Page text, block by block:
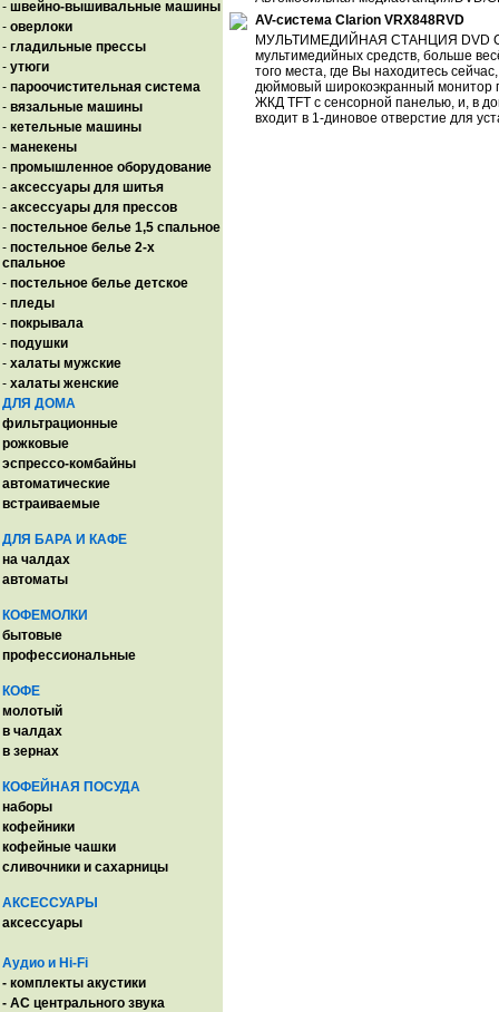
- швейно-вышивальные машины
- оверлоки
- гладильные прессы
- утюги
- пароочистительная система
- вязальные машины
- кетельные машины
- манекены
- промышленное оборудование
- аксессуары для шитья
- аксессуары для прессов
- постельное белье 1,5 спальное
- постельное белье 2-х
спальное
- постельное белье детское
- пледы
- покрывала
- подушки
- халаты мужские
- халаты женские
ДЛЯ ДОМА
фильтрационные
рожковые
эспрессо-комбайны
автоматические
встраиваемые
ДЛЯ БАРА И КАФЕ
на чалдах
автоматы
КОФЕМОЛКИ
бытовые
профессиональные
КОФЕ
молотый
в чалдах
в зернах
КОФЕЙНАЯ ПОСУДА
наборы
кофейники
кофейные чашки
сливочники и сахарницы
АКСЕССУАРЫ
аксессуары
Аудио и Hi-Fi
- комплекты акустики
- AC центрального звука
AV-система Clarion VRX848RVD
МУЛЬТИМЕДИЙНАЯ СТАНЦИЯ DVD
мультимедийных средств, больше
того места, где Вы находитесь
дюймовый широкоэкранный монитор
ЖКД TFT с сенсорной панелью, и, в
входит в 1-диновое отверстие для